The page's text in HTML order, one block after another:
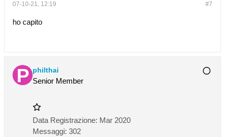
#7
07-10-21, 12:19
ho capito
philthai
Senior Member
Data Registrazione: Mar 2020
Messaggi: 302